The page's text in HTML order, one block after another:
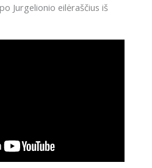
Jurgelionio eilėraščius iš